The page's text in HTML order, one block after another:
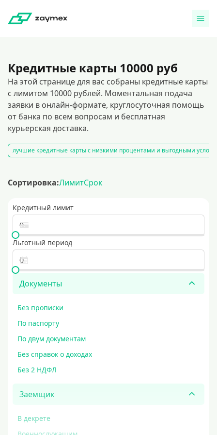
Кредитные карты 10000 руб
На этой странице для вас собраны кредитные карты
с лимитом 10000 рублей. Моментальная подача
заявки в онлайн-формате, круглосуточная помощь
от банка по всем вопросам и бесплатная
курьерская доставка.
лучшие кредитные карты с низкими процентами и выгодными
Сортировка:ЛимитСрок
Кредитный лимит
Льготный период
Документы
Без прописки
По паспорту
По двум документам
Без справок о доходах
Без 2 НДФЛ
Заемщик
В декрете